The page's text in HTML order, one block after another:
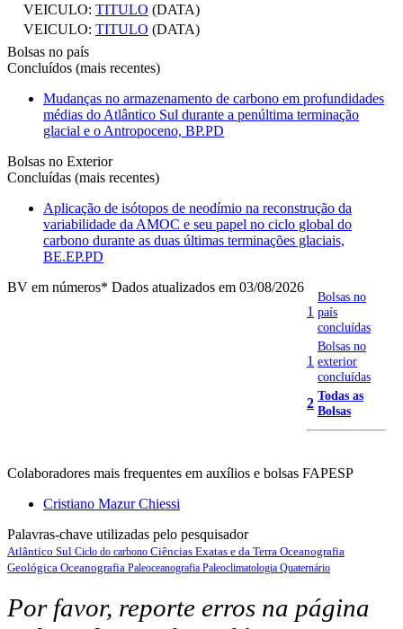
VEICULO: TITULO (DATA)
VEICULO: TITULO (DATA)
Bolsas no país
Concluídos (mais recentes)
Mudanças no armazenamento de carbono em profundidades
médias do Atlântico Sul durante a penúltima terminação
glacial e o Antropoceno, BP.PD
Bolsas no Exterior
Concluídas (mais recentes)
Aplicação de isótopos de neodímio na reconstrução da
variabilidade da AMOC e seu papel no ciclo global do
carbono durante as duas últimas terminações glaciais,
BE.EP.PD
BV em números* Dados atualizados em 03/08/2026
1
Bolsas no
país
concluídas
1
Bolsas no
exterior
concluídas
2 Todas as
Bolsas
Colaboradores mais frequentes em auxílios e bolsas FAPESP
Cristiano Mazur Chiessi
Palavras-chave utilizadas pelo pesquisador
Atlântico Sul Ciclo do carbono Ciências Exatas e da Terra Oceanografia
Geológica Oceanografia Paleoceanografia Paleoclimatologia Quaternário
Por favor, reporte erros na página